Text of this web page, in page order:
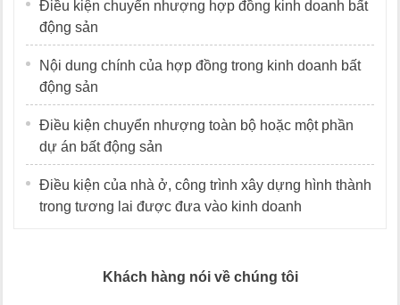
Điều kiện chuyển nhượng hợp đồng kinh doanh bất
động sản
Nội dung chính của hợp đồng trong kinh doanh bất
động sản
Điều kiện chuyển nhượng toàn bộ hoặc một phần
dự án bất động sản
Điều kiện của nhà ở, công trình xây dựng hình thành
trong tương lai được đưa vào kinh doanh
Khách hàng nói về chúng tôi